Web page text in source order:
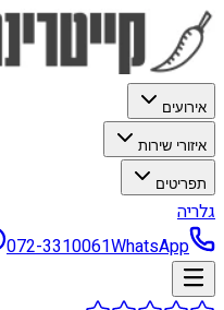
אירועים
איזורי שירות
תפריטים
גלריה
072-3310061WhatsApp